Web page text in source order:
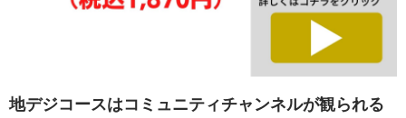
地デジコースはコミュニティチャンネルが観られる